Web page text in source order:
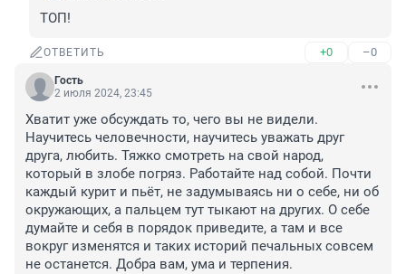
ТОП!
ОТВЕТИТЬ +0 –0
Гость
2 июля 2024, 23:45
Хватит уже обсуждать то, чего вы не видели.
Научитесь человечности, научитесь уважать друг
друга, любить. Тяжко смотреть на свой народ,
который в злобе погряз. Работайте над собой. Почти
каждый курит и пьёт, не задумываясь ни о себе, ни об
окружающих, а пальцем тут тыкают на других. О себе
думайте и себя в порядок приведите, а там и все
вокруг изменятся и таких историй печальных совсем
не останется. Добра вам, ума и терпения.